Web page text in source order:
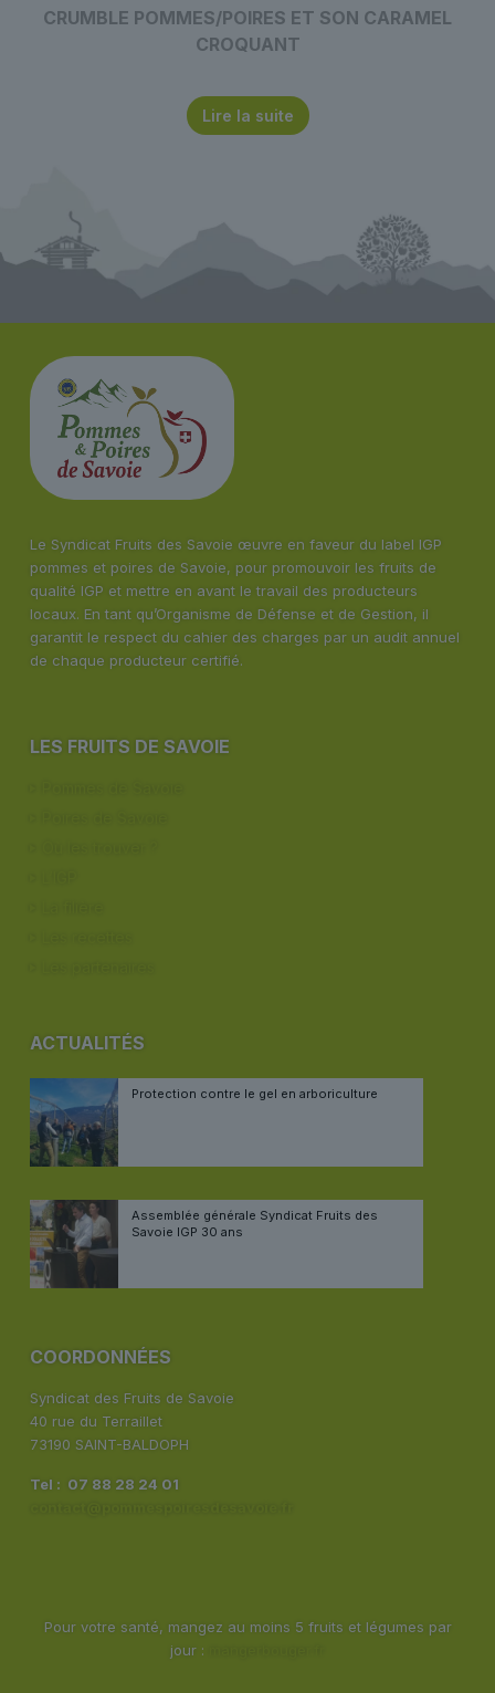
CRUMBLE POMMES/POIRES ET SON CARAMEL
CROQUANT
Lire la suite
Le Syndicat Fruits des Savoie œuvre en faveur du label IGP
pommes et poires de Savoie, pour promouvoir les fruits de
qualité IGP et mettre en avant le travail des producteurs
locaux. En tant qu’Organisme de Défense et de Gestion, il
garantit le respect du cahier des charges par un audit annuel
de chaque producteur certifié.
LES FRUITS DE SAVOIE
ACTUALITÉS
Protection contre le gel en arboriculture
Assemblée générale Syndicat Fruits des
Savoie IGP 30 ans
COORDONNÉES
Syndicat des Fruits de Savoie
40 rue du Terraillet
73190 SAINT-BALDOPH
Tel : 07 88 28 24 01
Pour votre santé, mangez au moins 5 fruits et légumes par
jour :